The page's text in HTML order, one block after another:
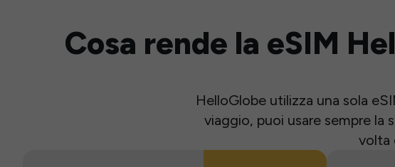
Cosa rende la eSIM
HelloGlobe utilizza una sola
viaggio, puoi usare sempre la
volta